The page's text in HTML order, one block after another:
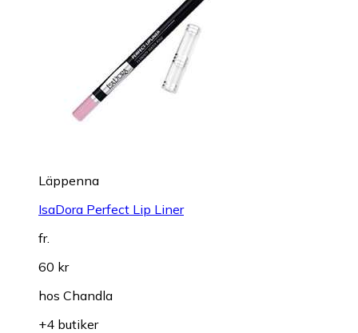
Läppenna
IsaDora Perfect Lip Liner
fr.
60 kr
hos Chandla
+4 butiker